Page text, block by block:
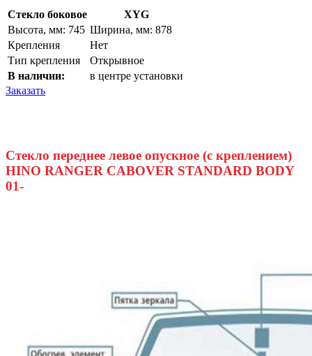
Стекло боковое
XYG
Высота, мм: 745 Ширина, мм: 878
Крепления
Нет
Тип крепления
Открывное
В наличии:
в центре установки
Заказать
Стекло переднее левое опускное (с креплением)
HINO RANGER CABOVER STANDARD BODY
01-